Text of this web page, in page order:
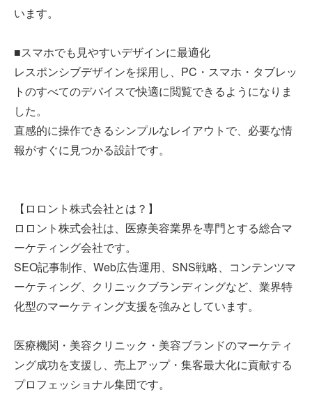
います。
■スマホでも見やすいデザインに最適化
レスポンシブデザインを採用し、PC・スマホ・タブレッ
トのすべてのデバイスで快適に閲覧できるようになりま
した。
直感的に操作できるシンプルなレイアウトで、必要な情
報がすぐに見つかる設計です。
【ロロント株式会社とは？】
ロロント株式会社は、医療美容業界を専門とする総合マ
ーケティング会社です。
SEO記事制作、Web広告運用、SNS戦略、コンテンツマ
ーケティング、クリニックブランディングなど、業界特
化型のマーケティング支援を強みとしています。
医療機関・美容クリニック・美容ブランドのマーケティ
ング成功を支援し、売上アップ・集客最大化に貢献する
プロフェッショナル集団です。